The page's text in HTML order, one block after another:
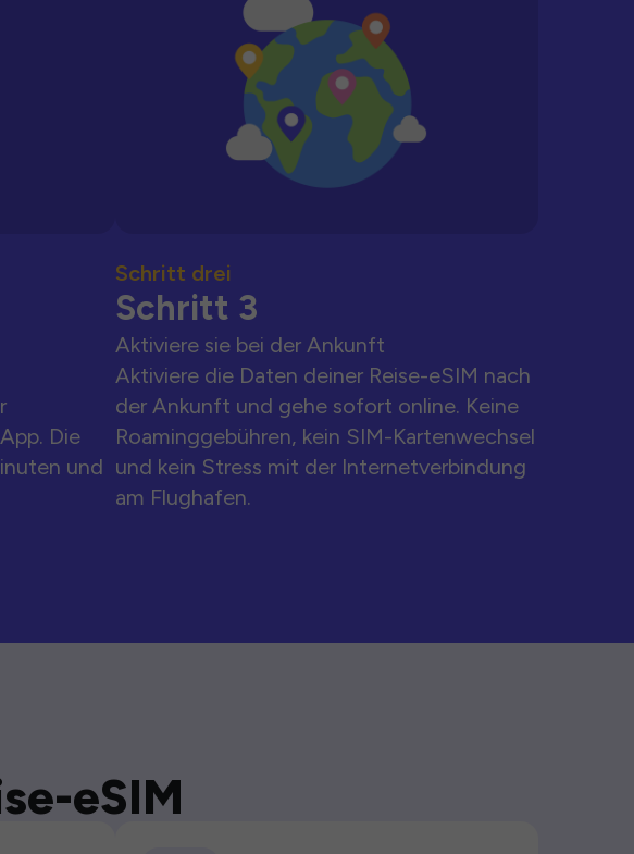
Die
und
Schritt drei
Schritt 3
Aktiviere sie bei der Ankunft
Aktiviere die Daten deiner Reise-eSIM nach
der Ankunft und gehe sofort online. Keine
Roaminggebühren, kein SIM-Kartenwechsel
und kein Stress mit der Internetverbindung
am Flughafen.
eSIM